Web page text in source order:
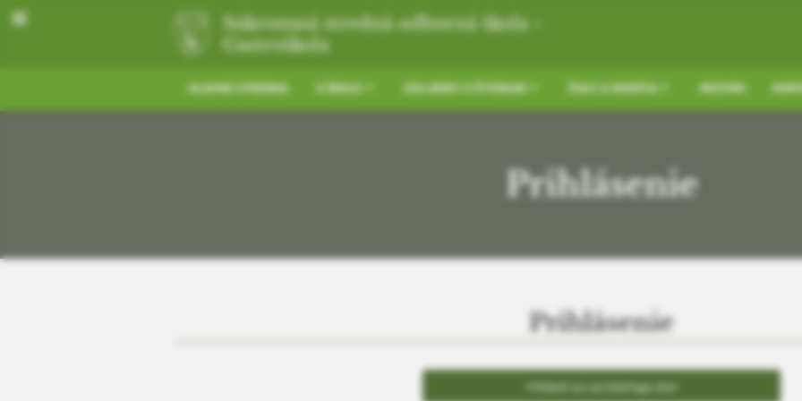
Súkromná stredná odborná škola -
Gastroškola
HLAVNÁ STRÁNKA O ŠKOLE ZÁUJEMCI O ŠTÚDIUM ŽIACI A RODIČIA ROZVRH
Prihlásenie
Prihlásenie
Prihlásiť sa cez EduPage účet